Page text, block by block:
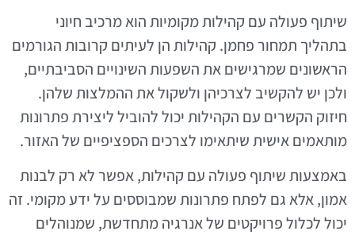
שיתוף פעולה עם קהילות מקומיות הוא מרכיב חיוני
בתהליך תמחור פחמן. קהילות הן לעיתים קרובות הגורמים
הראשונים שמרגישים את השפעות השינויים הסביבתיים,
ולכן יש להקשיב לצרכיהן ולשקול את ההמלצות שלהן.
חיזוק הקשרים עם הקהילות יכול להוביל ליצירת פתרונות
מותאמים אישית שיתאימו לצרכים הספציפיים של האזור.
באמצעות שיתוף פעולה עם קהילות, אפשר לא רק לבנות
אמון, אלא גם לפתח פתרונות שמבוססים על ידע מקומי. זה
יכול לכלול פרויקטים של אנרגיה מתחדשת, שמנוהלים